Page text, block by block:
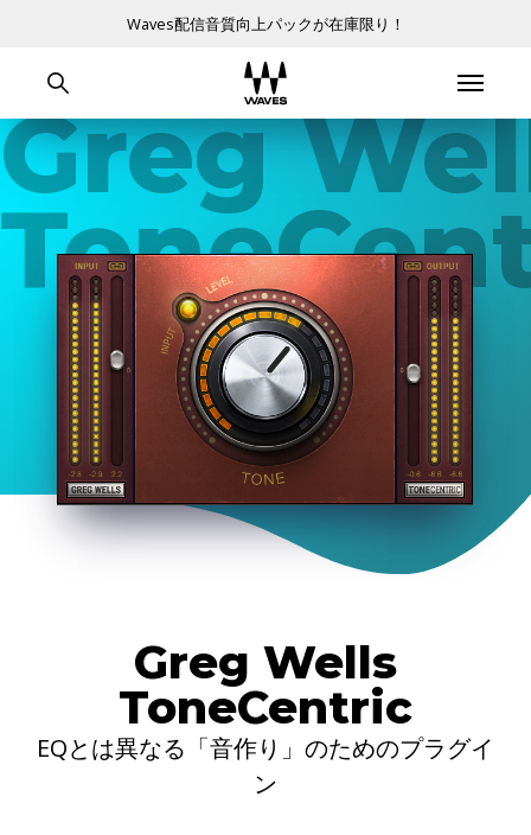
Waves配信音質向上パックが在庫限り！
Greg
Greg Wells
ToneCentric
EQとは異なる「音作り」のためのプラグイ
ン